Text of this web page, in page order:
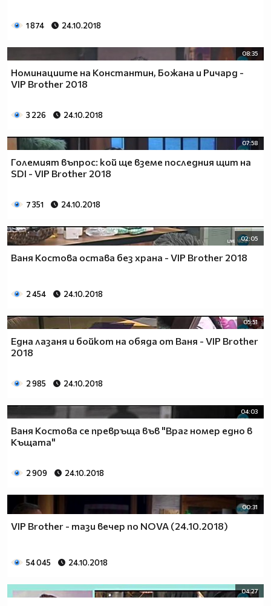
1 874 24.10.2018
08:35
Номинациите на Константин, Божана и Ричард -
VIP Brother 2018
3 226 24.10.2018
07:58
Големият въпрос: кой ще вземе последния щит на
SDI - VIP Brother 2018
7 351 24.10.2018
02:05
Ваня Костова остава без храна - VIP Brother 2018
2 454 24.10.2018
05:51
Една лазаня и бойкот на обяда от Ваня - VIP Brother
2018
2 985 24.10.2018
04:03
Ваня Костова се превръща във "Враг номер едно в
Къщата"
2 909 24.10.2018
00:31
VIP Brother - тази вечер по NOVA (24.10.2018)
54 045 24.10.2018
04:27